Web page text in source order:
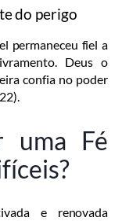
do perigo
permaneceu fiel a
Deus o
confia no poder
uma Fé
e renovada